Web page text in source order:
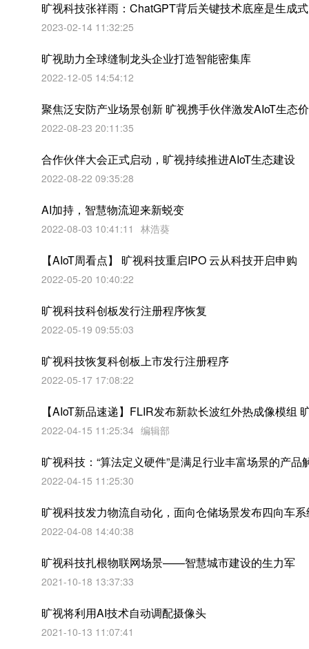
旷视科技张祥雨：ChatGPT背后关键技术底座是生成
2023-02-14 11:32:25
旷视助力全球缝制龙头企业打造智能密集库
2022-12-05 14:54:12
聚焦泛安防产业场景创新 旷视携手伙伴激发AIoT生态
2022-08-23 20:11:35
合作伙伴大会正式启动，旷视持续推进AIoT生态建设
2022-08-22 09:35:28
AI加持，智慧物流迎来新蜕变
2022-08-03 10:41:11 林浩葵
【AIoT周看点】 旷视科技重启IPO 云从科技开启申购
2022-05-20 10:40:22
旷视科技科创板发行注册程序恢复
2022-05-19 09:55:03
旷视科技恢复科创板上市发行注册程序
2022-05-17 17:08:22
【AIoT新品速递】FLIR发布新款长波红外热成像模组
2022-04-15 11:25:34 编辑部
旷视科技：“算法定义硬件”是满足行业丰富场景的产品
2022-04-15 11:25:30
旷视科技发力物流自动化，面向仓储场景发布四向车
2022-04-08 14:40:38
旷视科技扎根物联网场景——智慧城市建设的生力军
2021-10-18 13:37:33
旷视将利用AI技术自动调配摄像头
2021-10-13 11:07:41